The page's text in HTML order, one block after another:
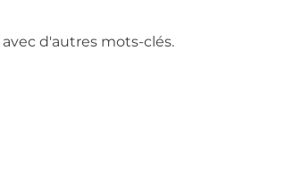
d'autres mots-clés.